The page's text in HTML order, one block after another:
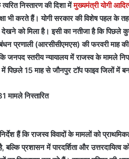
निस्तारण की दिशा मेंमुख्यमंत्री योगी
भी करते हैं। योगी सरकार की विशेष पहल
देखने को मिला है। इसी का नतीजा है कि पिछले
प्रणाली (आरसीसीएमएस) की फरवरी माह
जनपद स्तरीय न्यायालय में राजस्व के मामले
में पिछले 15 माह से जौनपुर टॉप फाइव जिलों में
निस्तारित
हैं कि राजस्व विवादों के मामलों को
बल्कि प्रशासन में पारदर्शिता और